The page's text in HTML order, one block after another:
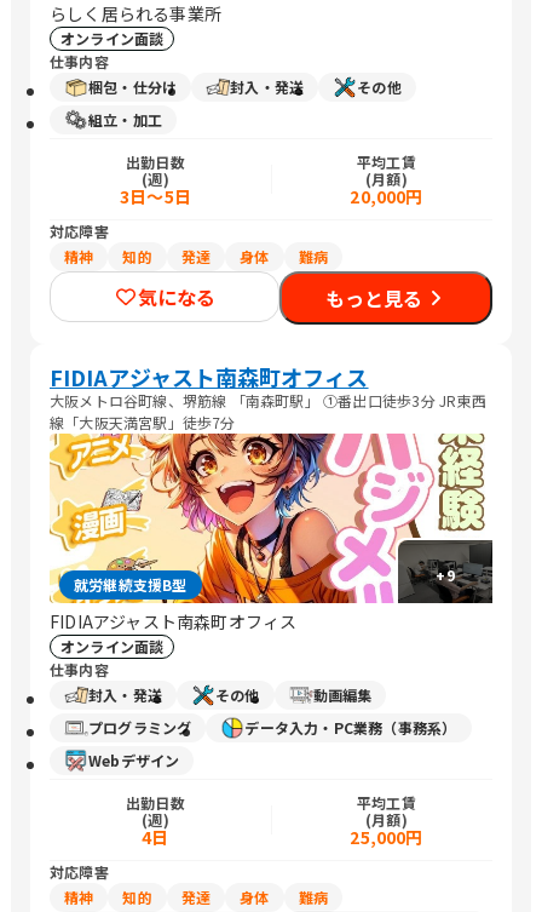
らしく居られる事業所
オンライン面談
仕事内容
梱包・仕分け
封入・発送
その他
組立・加工
出勤日数
(週)
3日～5日
平均工賃
(月額)
20,000円
対応障害
精神
知的 発達 身体 難病
気になる もっと見る
FIDIAアジャスト南森町オフィス
大阪メトロ谷町線、堺筋線 「南森町駅」 ①番出口徒歩3分 JR東西
線「大阪天満宮駅」徒歩7分
+9
就労継続支援B型
FIDIAアジャスト南森町オフィス
オンライン面談
仕事内容
封入・発送
その他
動画編集
プログラミング
データ入力・PC業務（事務系）
Webデザイン
出勤日数
(週)
4日
平均工賃
(月額)
25,000円
対応障害
精神
知的 発達 身体 難病